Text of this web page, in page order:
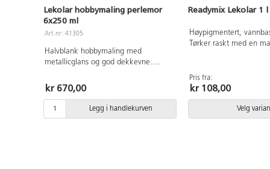
Lekolar hobbymaling perlemor
6x250 ml
Art.nr: 41305
Halvblank hobbymaling med
metallicglans og god dekkevne.
vannfast. Fester på de fleste
underlag. Pensler og verktøy
rengjøres i vann umiddelbart etter
bruk. Ved maling på stoff må
kr 670,00
Legg i handlekurven
Readymix Lekolar 1 l
Høypigmentert,
Tørker raskt med en
nesten vannfast.
brukes på de fleste
Tørketid ca. 20 min. Kompletter med
vår praktiske pumpe
Pris fra:
kr 108,00
Velg